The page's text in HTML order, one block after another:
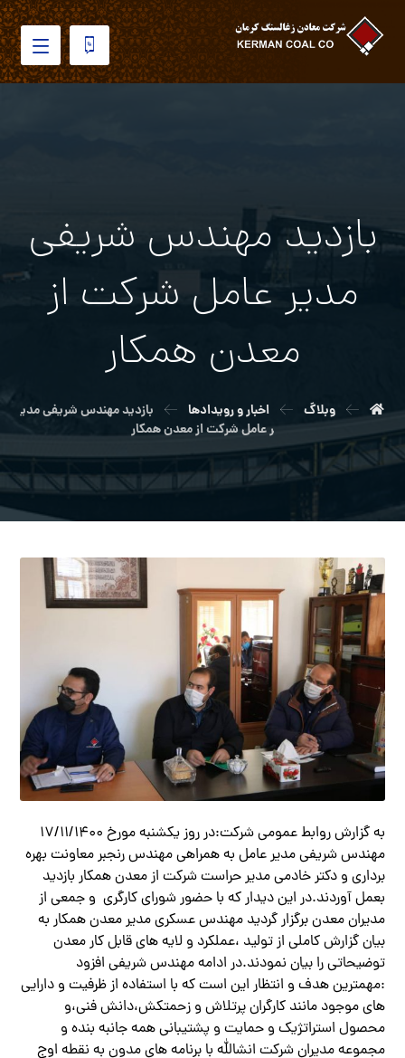
بازدید مهندس شریفی
مدیر عامل شرکت از
معدن همکار
وبلاگ اخبار و رویدادها
بازدید مهندس شریفی مدی
ر عامل شرکت از معدن همکار
به گزارش روابط عمومی شرکت:در روز یکشنبه مورخ ۱۷/۱۱/۱۴۰۰
مهندس شریفی مدیر عامل به همراهی مهندس رنجبر معاونت بهره
برداری و دکتر خادمی مدیر حراست شرکت از معدن همکار بازدید
بعمل آوردند.در این دیدار که با حضور شورای کارگری و جمعی از
مدیران معدن برگزار گردید مهندس عسکری مدیر معدن همکار به
بیان گزارش کاملی از تولید ،عملکرد و لایه های قابل کار معدن
توضیحاتی را بیان نمودند.در ادامه مهندس شریفی افزود
:مهمترین هدف و انتظار این است که با استفاده از ظرفیت و دارایی
های موجود مانند کارگران پرتلاش و زحمتکش،دانش فنی،و
محصول استراتژیک و حمایت و پشتیبانی همه جانبه بنده و
مجموعه مدیران شرکت انشالله با برنامه های مدون به نقطه اوج